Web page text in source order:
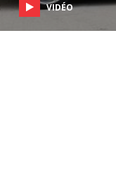
VIDÉO